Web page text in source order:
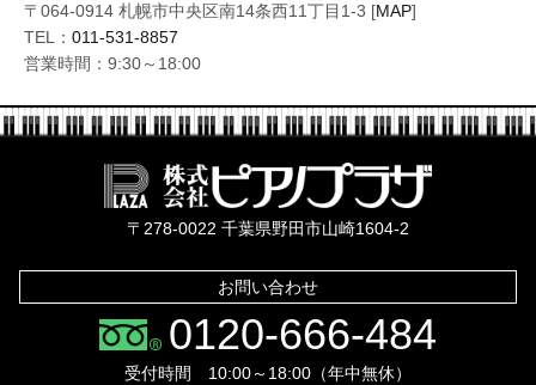
〒064-0914 札幌市中央区南14条西11丁目1-3 [MAP]
TEL： 011-531-8857
営業時間：9:30～18:00
〒278-0022 千葉県野田市山崎1604-2
お問い合わせ
0120-666-484
受付時間 10:00～18:00（年中無休）